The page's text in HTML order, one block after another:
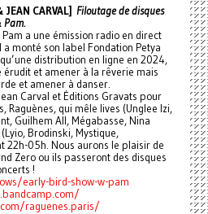
CARVAL] Filoutage de disques
Pam.
a une émission radio en direct
a monté son label Fondation Petya
distribution en ligne en 2024,
érudit et amener à la rêverie mais
et amener à danser.
Carval et Éditions Gravats pour
Raguènes, qui mêle lives (Unglee Izi,
Guilhem All, Mégabasse, Nina
Brodinski, Mystique,
22h-05h. Nous aurons le plaisir de
Zero ou ils passeront des disques
!
early-bird-show-w-pam
raguenes.paris/